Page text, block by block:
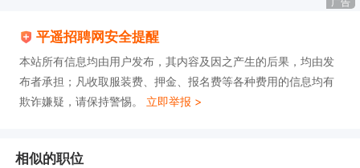
平遥招聘网安全提醒
本站所有信息均由用户发布，其内容及因之产生的后果，均由发
布者承担；凡收取服装费、押金、报名费等各种费用的信息均有
欺诈嫌疑，请保持警惕。 立即举报 >
相似的职位